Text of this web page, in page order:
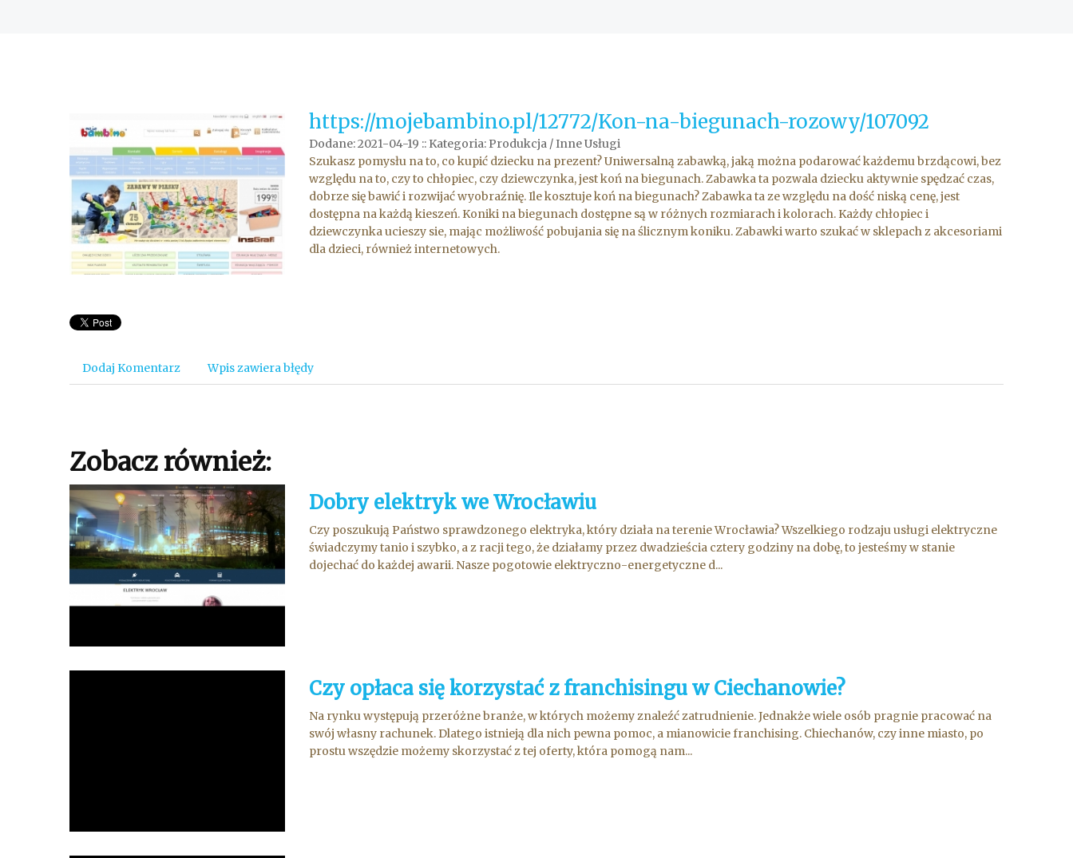
https://mojebambino.pl/12772/Kon-na-biegunach-rozowy/107092
Dodane: 2021-04-19 :: Kategoria: Produkcja / Inne Usługi
Szukasz pomysłu na to, co kupić dziecku na prezent? Uniwersalną zabawką, jaką można podarować każdemu brzdącowi, bez
względu na to, czy to chłopiec, czy dziewczynka, jest koń na biegunach. Zabawka ta pozwala dziecku aktywnie spędzać czas,
dobrze się bawić i rozwijać wyobraźnię. Ile kosztuje koń na biegunach? Zabawka ta ze względu na dość niską cenę, jest
dostępna na każdą kieszeń. Koniki na biegunach dostępne są w różnych rozmiarach i kolorach. Każdy chłopiec i
dziewczynka ucieszy sie, mając możliwość pobujania się na ślicznym koniku. Zabawki warto szukać w sklepach z akcesoriami
dla dzieci, również internetowych.
Dodaj Komentarz Wpis zawiera błędy
Zobacz również:
Dobry elektryk we Wrocławiu
Czy poszukują Państwo sprawdzonego elektryka, który działa na terenie Wrocławia? Wszelkiego rodzaju usługi elektryczne
świadczymy tanio i szybko, a z racji tego, że działamy przez dwadzieścia cztery godziny na dobę, to jesteśmy w stanie
dojechać do każdej awarii. Nasze pogotowie elektryczno-energetyczne d...
Czy opłaca się korzystać z franchisingu w Ciechanowie?
Na rynku występują przeróżne branże, w których możemy znaleźć zatrudnienie. Jednakże wiele osób pragnie pracować na
swój własny rachunek. Dlatego istnieją dla nich pewna pomoc, a mianowicie franchising. Chiechanów, czy inne miasto, po
prostu wszędzie możemy skorzystać z tej oferty, która pomogą nam...